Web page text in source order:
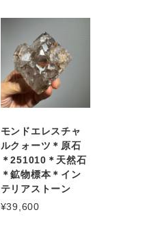
モンドエレスチャ
ルクォーツ＊原石
＊251010＊天然石
＊鉱物標本＊イン
テリアストーン
¥39,600